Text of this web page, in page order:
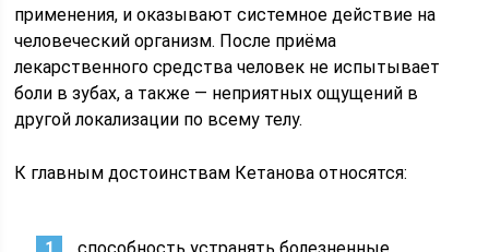
применения, и оказывают системное действие на
человеческий организм. После приёма
лекарственного средства человек не испытывает
боли в зубах, а также — неприятных ощущений в
другой локализации по всему телу.
К главным достоинствам Кетанова относятся: